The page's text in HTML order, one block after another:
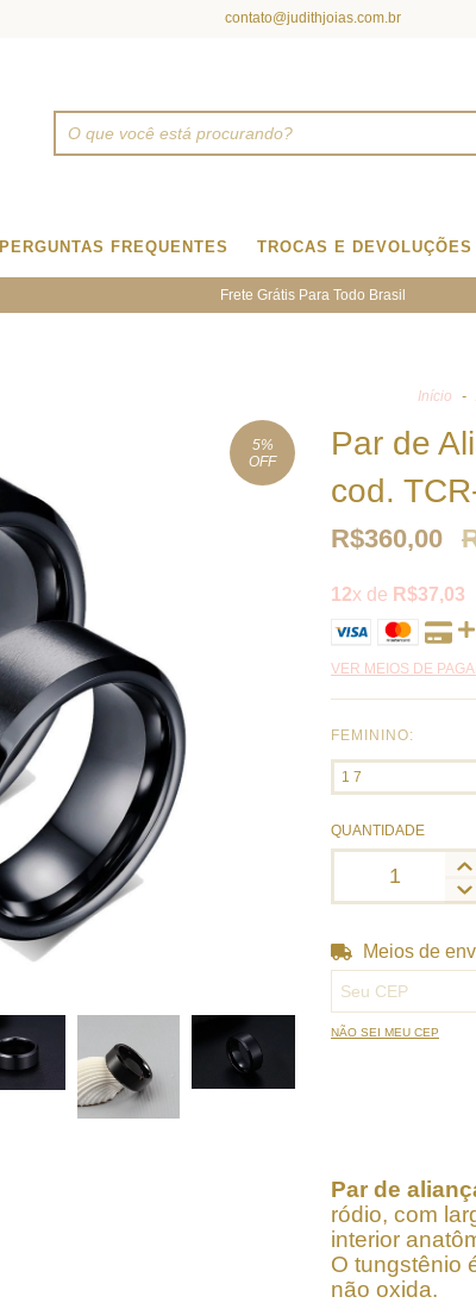
contato@judithjoias.com.br
PERGUNTAS FREQUENTES TROCAS E DEVOLUÇÕES
Frete Grátis Para Todo Brasil
Início -
5%
OFF
Par de
cod.
R$360,00
12x de R$37,03
VER MEIOS DE
FEMININO:
QUANTIDADE
Entregas para o
Meios de
NÃO SEI MEU CEP
Par de
ródio, com
interior
O tungstênio
não oxida.